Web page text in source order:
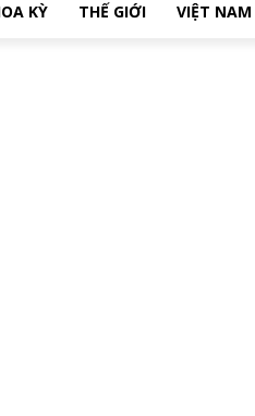
KỲ THẾ GIỚI VIỆT NAM